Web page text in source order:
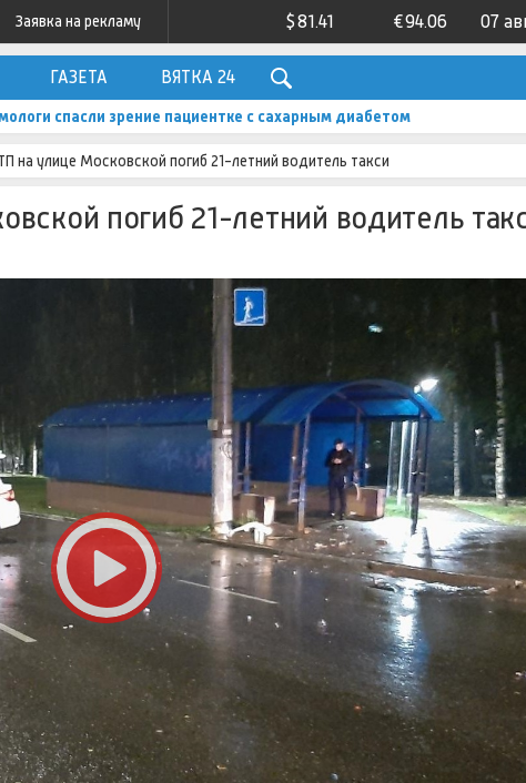
Заявка на рекламу $81.41 €94.06 07
ГАЗЕТА ВЯТКА 24
спасли зрение пациентке с сахарным диабетом
на улице Московской погиб 21-летний водитель такси
погиб 21-летний водитель